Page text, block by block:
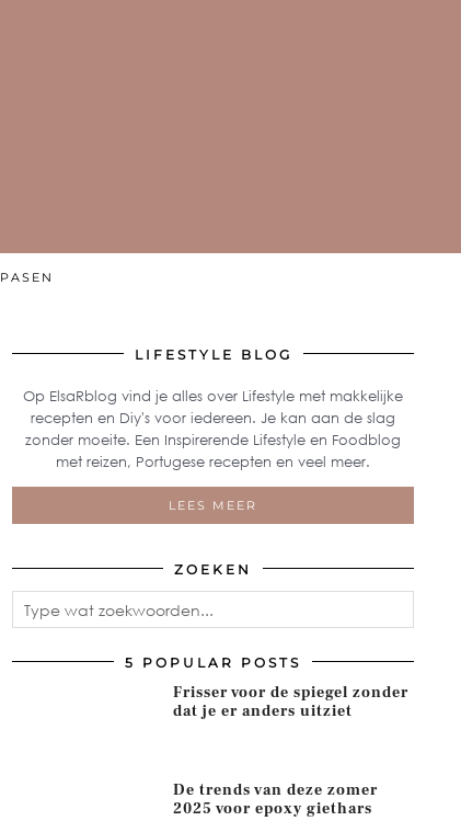
PASEN
LIFESTYLE BLOG
Op ElsaRblog vind je alles over Lifestyle met makkelijke
recepten en Diy's voor iedereen. Je kan aan de slag
zonder moeite. Een Inspirerende Lifestyle en Foodblog
met reizen, Portugese recepten en veel meer.
LEES MEER
ZOEKEN
5 POPULAR POSTS
Frisser voor de spiegel zonder
dat je er anders uitziet
De trends van deze zomer
2025 voor epoxy giethars